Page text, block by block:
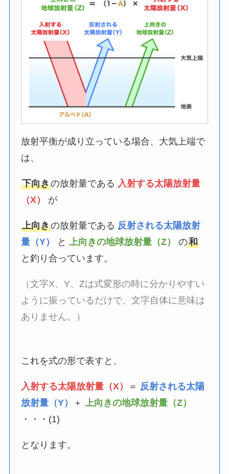
放射平衡が成り立っている場合、大気上端で
は、
下向きの放射量である 入射する太陽放射量
（X）
が
上向きの放射量である 反射される太陽放射
量（Y）
と上向きの地球放射量（Z） の和
と釣り合っています。
（文字X、Y、Zは式変形の時に分かりやすい
ように振っているだけで、文字自体に意味は
ありません。）
これを式の形で表すと、
入射する太陽放射量（X） ＝ 反射される太陽
放射量（Y）
＋
上向きの地球放射量（Z）
・・・(1)
となります。